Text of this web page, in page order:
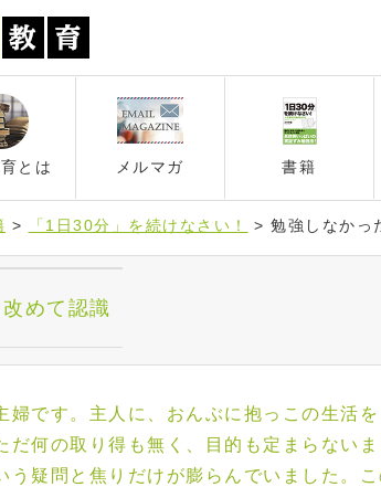
とは メルマガ 書籍
> 「1日30分」を続けなさい！ > 勉強しなかっ
めて認識
婦です。主人に、おんぶに抱っこの生活
だ何の取り得も無く、目的も定まらない
う疑問と焦りだけが膨らんでいました。